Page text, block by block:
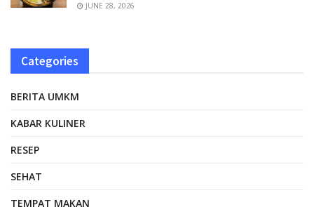
JUNE 28, 2026
Categories
BERITA UMKM
KABAR KULINER
RESEP
SEHAT
TEMPAT MAKAN